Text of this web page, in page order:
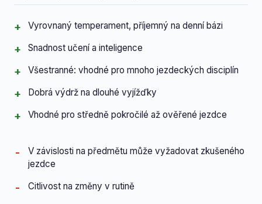
Vyrovnaný temperament, příjemný na denní bázi
Snadnost učení a inteligence
Všestranné: vhodné pro mnoho jezdeckých disciplín
Dobrá výdrž na dlouhé vyjížďky
Vhodné pro středně pokročilé až ověřené jezdce
V závislosti na předmětu může vyžadovat zkušeného
jezdce
Citlivost na změny v rutině